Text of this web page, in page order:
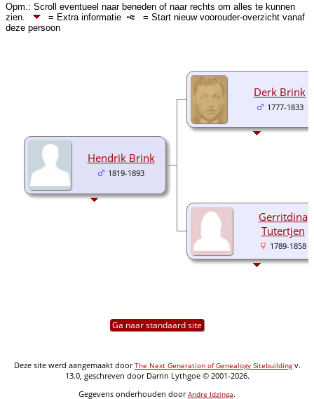
Opm.: Scroll eventueel naar beneden of naar rechts om alles te kunnen
zien.
= Extra informatie
= Start nieuw voorouder-overzicht vanaf
deze persoon
Hendrik Brink
1819-1893
Derk Brink
1777-1833
Gerritdina
Tutertjen
1789-1858
Ga naar standaard site
Deze site werd aangemaakt doorThe Next Generation of Genealogy Sitebuildingv.
13.0, geschreven door Darrin Lythgoe © 2001-2026.
Gegevens onderhouden doorAndre Idzinga.